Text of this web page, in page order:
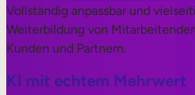
Vollständig anpassbar und
Weiterbildung von
Kunden und Partnern.
KI mit echtem Mehrwert